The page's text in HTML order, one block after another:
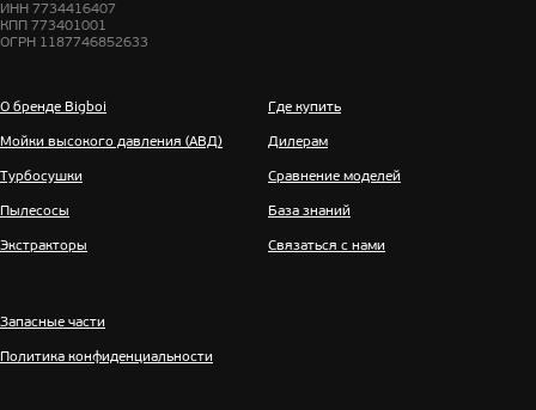
ИНН 7734416407
КПП 773401001
ОГРН 1187746852633
О бренде Bigboi
Мойки высокого давления (АВД)
Турбосушки
Пылесосы
Экстракторы
Где купить
Дилерам
Сравнение моделей
База знаний
Связаться с нами
Запасные части
Политика конфиденциальности